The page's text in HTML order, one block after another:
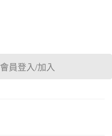
會員登入/加入